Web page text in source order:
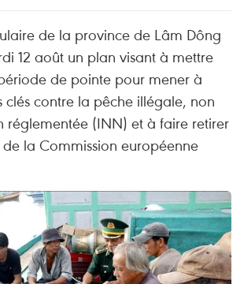
de la province de Lâm Dông
12 août un plan visant à mettre
de pointe pour mener à
clés contre la pêche illégale, non
réglementée (INN) et à faire retirer
la Commission européenne